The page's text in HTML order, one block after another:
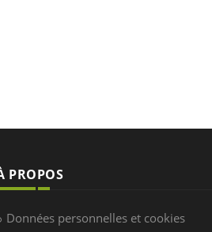
PROPOS
Données personnelles et cookies